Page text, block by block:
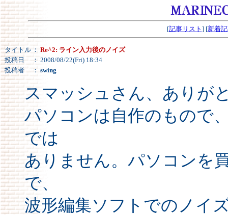
[記事リスト ] [新着
タイトル ： Re^2: ライン入力後のノイズ
投稿日
： 2008/08/22(Fri) 18:34
投稿者
： swing
スマッシュさん、ありが
パソコンは自作のもので
では
ありません。パソコンを
で、
波形編集ソフトでのノイ